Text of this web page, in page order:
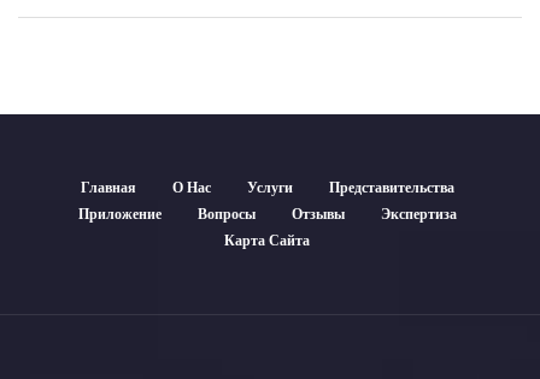
Главная О Нас Услуги
Представительства
Приложение
Вопросы Отзывы
Экспертиза
Карта Сайта